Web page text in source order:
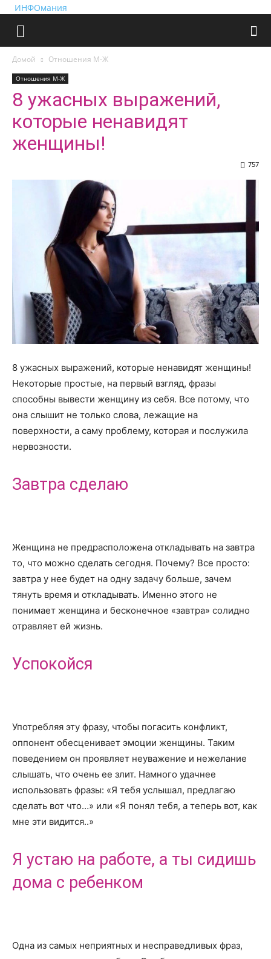
ИНФОмания
Домой Отношения М-Ж
Отношения М-Ж
8 ужасных выражений,
которые ненавидят
женщины!
757
8 ужасных выражений, которые ненавидят женщины!
Некоторые простые, на первый взгляд, фразы
способны вывести женщину из себя. Все потому, что
она слышит не только слова, лежащие на
поверхности, а саму проблему, которая и послужила
нервозности.
Завтра сделаю
Женщина не предрасположена откладывать на завтра
то, что можно сделать сегодня. Почему? Все просто:
завтра у нее будет на одну задачу больше, зачем
тянуть время и откладывать. Именно этого не
понимает женщина и бесконечное «завтра» солидно
отравляет ей жизнь.
Успокойся
Употребляя эту фразу, чтобы погасить конфликт,
оппонент обесценивает эмоции женщины. Таким
поведением он проявляет неуважение и нежелание
слышать, что очень ее злит. Намного удачнее
использовать фразы: «Я тебя услышал, предлагаю
сделать вот что…» или «Я понял тебя, а теперь вот, как
мне эти видится..»
Я устаю на работе, а ты сидишь
дома с ребенком
Одна из самых неприятных и несправедливых фраз,